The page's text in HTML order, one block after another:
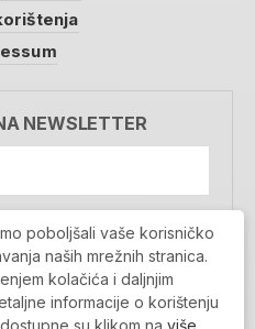
NEWSLETTER
spremaju u bazu
slanja MojaRijeka
poboljšali vaše korisničko
naših mrežnih stranica.
kolačića i daljnjim
informacije o korištenju
su klikom na više